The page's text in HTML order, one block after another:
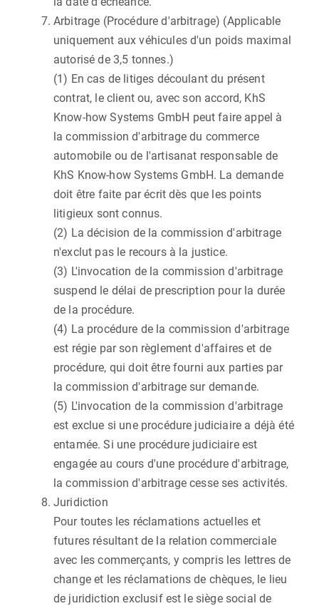
Arbitrage (Procédure d'arbitrage) (Applicable
uniquement aux véhicules d'un poids maximal
autorisé de 3,5 tonnes.)
(1) En cas de litiges découlant du présent
contrat, le client ou, avec son accord, KhS
Know-how Systems GmbH peut faire appel à
la commission d'arbitrage du commerce
automobile ou de l'artisanat responsable de
KhS Know-how Systems GmbH. La demande
doit être faite par écrit dès que les points
litigieux sont connus.
(2) La décision de la commission d'arbitrage
n'exclut pas le recours à la justice.
(3) L'invocation de la commission d'arbitrage
suspend le délai de prescription pour la durée
de la procédure.
(4) La procédure de la commission d'arbitrage
est régie par son règlement d'affaires et de
procédure, qui doit être fourni aux parties par
la commission d'arbitrage sur demande.
(5) L'invocation de la commission d'arbitrage
est exclue si une procédure judiciaire a déjà été
entamée. Si une procédure judiciaire est
engagée au cours d'une procédure d'arbitrage,
la commission d'arbitrage cesse ses activités.
Juridiction
Pour toutes les réclamations actuelles et
futures résultant de la relation commerciale
avec les commerçants, y compris les lettres de
change et les réclamations de chèques, le lieu
de juridiction exclusif est le siège social de